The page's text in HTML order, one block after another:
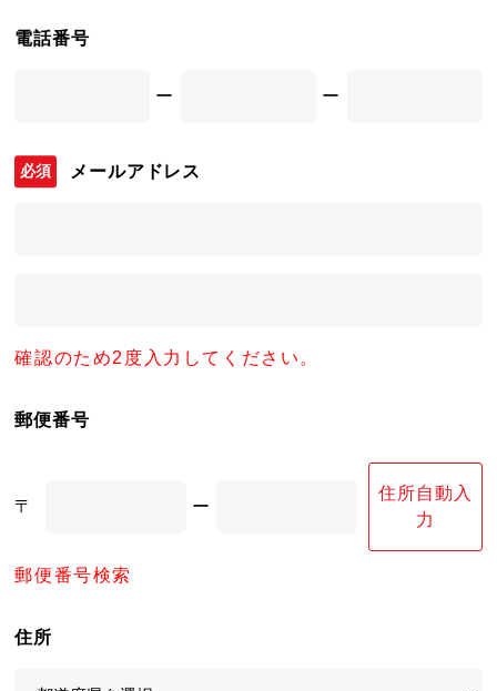
電話番号
ー ー
メールアドレス
確認のため2度入力してください。
郵便番号
〒 ー
住所自動入
力
郵便番号検索
住所